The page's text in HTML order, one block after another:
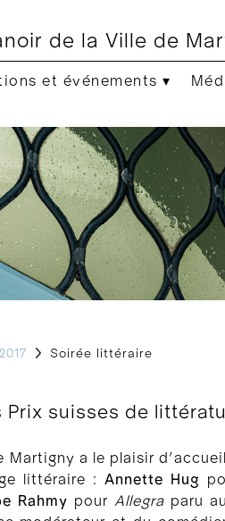
de la Ville de
et événements ▾
Soirée littéraire
Prix suisses de
Martigny a le plaisir
littéraire :Annette Hug
Rahmy pour Allegraparu